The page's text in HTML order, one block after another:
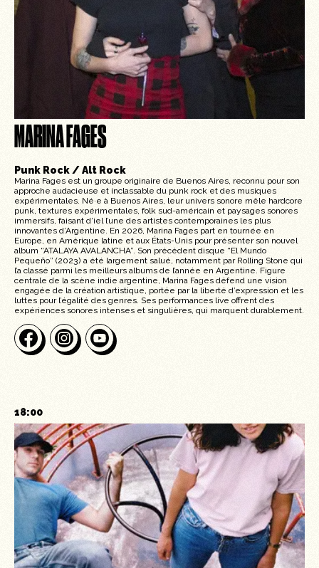
MARINA FAGES
Punk Rock / Alt Rock
Marina Fages est un groupe originaire de Buenos Aires, reconnu pour son
approche audacieuse et inclassable du punk rock et des musiques
expérimentales. Né·e à Buenos Aires, leur univers sonore mêle hardcore
punk, textures expérimentales, folk sud-américain et paysages sonores
immersifs, faisant d’iel l’une des artistes contemporaines les plus
innovantes d’Argentine. En 2026, Marina Fages part en tournée en
Europe, en Amérique latine et aux États-Unis pour présenter son nouvel
album “ATALAYA AVALANCHA”. Son précédent disque “El Mundo
Pequeño” (2023) a été largement salué, notamment par Rolling Stone qui
l’a classé parmi les meilleurs albums de l’année en Argentine. Figure
centrale de la scène indie argentine, Marina Fages défend une vision
engagée de la création artistique, portée par la liberté d’expression et les
luttes pour l’égalité des genres. Ses performances live offrent des
expériences sonores intenses et singulières, qui marquent durablement.
18:00